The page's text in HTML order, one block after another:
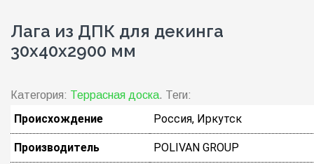
Лага из ДПК для декинга
30х40х2900 мм
Категория: Террасная доска. Теги:
Происхождение Россия, Иркутск
Производитель POLIVAN GROUP